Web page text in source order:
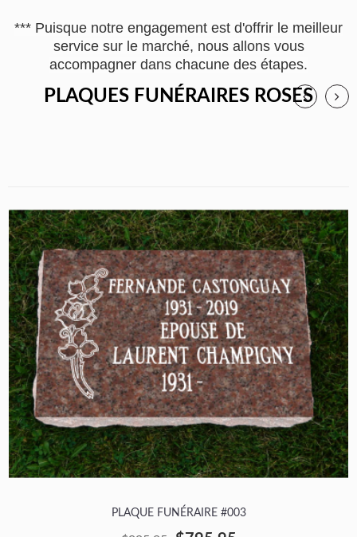
*** Puisque notre engagement est d'offrir le meilleur
service sur le marché, nous allons vous
accompagner dans chacune des étapes.
PLAQUES FUNÉRAIRES ROSES
PLAQUE FUNÉRAIRE #003